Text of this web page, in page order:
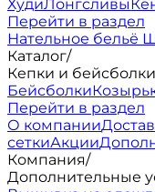
ХудиЛонгсливы
Перейти в раздел
Нательное бельё
Каталог/
Кепки и бейсболки
Бейсболки
Перейти в раздел
О компании
сеткиАкции
Компания/
Дополнительные